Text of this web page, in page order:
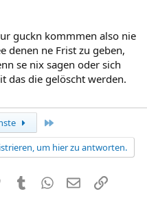
guckn kommmen also nie
denen ne Frist zu geben,
se nix sagen oder sich
das die gelöscht werden.
um hier zu antworten.
PinterestTumblr WhatsApp
E-MailLink